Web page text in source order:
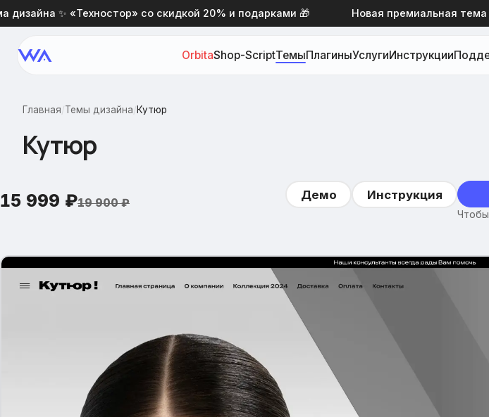
✨ «Техностор» со скидкой 20% и подарками 🎁 Новая премиальная тема
OrbitaShop-ScriptТемыПлагиныУслугиИнструкции
Главная/Темы дизайна/Кутюр
Кутюр
15 999 ₽19 900₽
Демо Инструкция